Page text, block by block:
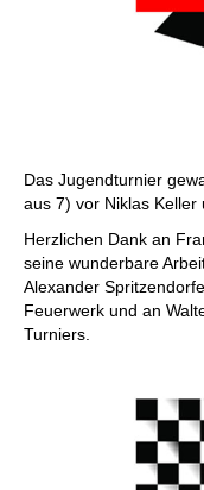
Das Jugendturnier
aus 7) vor Niklas Keller
Herzlichen Dank an
seine wunderbare
Alexander
Feuerwerk und an
Turniers.